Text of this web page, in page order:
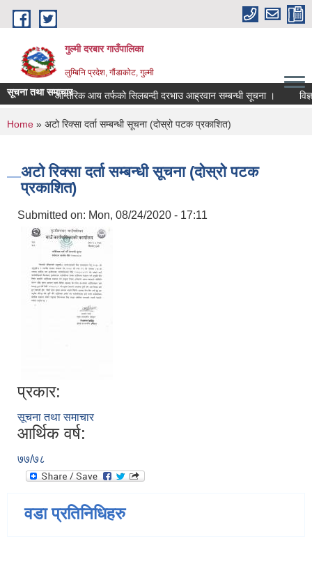
Skip to main content
गुल्मी दरबार गाउँपालिका
लुम्बिनि प्रदेश, गौंडाकोट, गुल्मी
सूचना तथा समाचारआन्तरिक आय तर्फको सिलबन्दी दरभाउ आह्रवान सम्बन्धी सूचना ।
You are here
Home » अटो रिक्सा दर्ता सम्बन्धी सूचना (दोस्रो पटक प्रकाशित)
अटो रिक्सा दर्ता सम्बन्धी सूचना (दोस्रो पटक
प्रकाशित)
Submitted on: Mon, 08/24/2020 - 17:11
प्रकार:
सूचना तथा समाचार
आर्थिक वर्ष:
७७/७८
वडा प्रतिनिधिहरु